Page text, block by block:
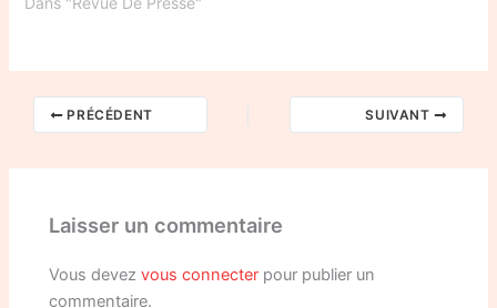
PRÉCÉDENT SUIVANT
Laisser un commentaire
Vous devezvous connecter pour publier un
commentaire.